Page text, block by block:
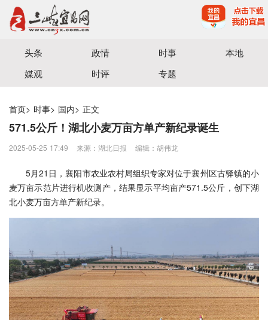
宜昌三峡融媒体中心主办
头条 政情 时事
本地
媒观
时评 专题
首页> 时事> 国内> 正文
571.5公斤！湖北小麦万亩方单产新纪录诞生
2025-05-25 17:49 来源：湖北日报 编辑：胡伟龙
5月21日，襄阳市农业农村局组织专家对位于襄州区古驿镇的小
麦万亩示范片进行机收测产，结果显示平均亩产571.5公斤，创下湖
北小麦万亩方单产新纪录。